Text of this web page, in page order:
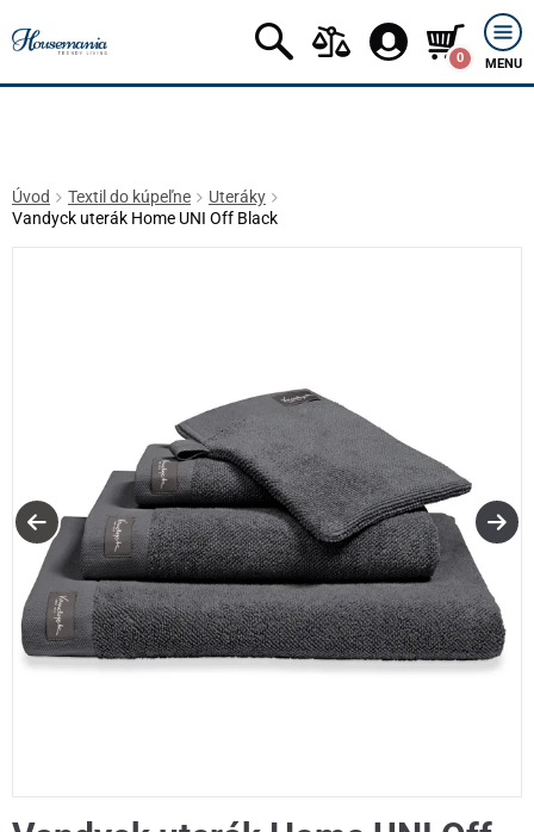
0 MENU
Úvod Textil do kúpeľne
Uteráky
Vandyck uterák Home UNI Off Black